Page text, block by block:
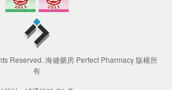
Reserved. 海健藥房 Perfect Pharmacy 版權所
有